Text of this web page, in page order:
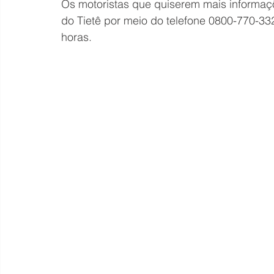
Os motoristas que quiserem mais
do Tietê por meio do telefone 0800-770-
horas.